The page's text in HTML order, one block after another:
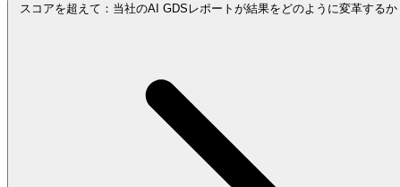
スコアを超えて：当社のAI GDSレポートが結果をどのように変革するか